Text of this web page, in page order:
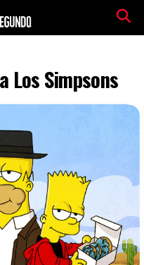
Los Simpsons